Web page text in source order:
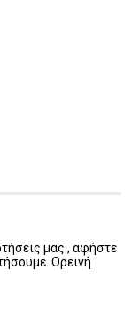
μας , αφήστε
Ορεινή